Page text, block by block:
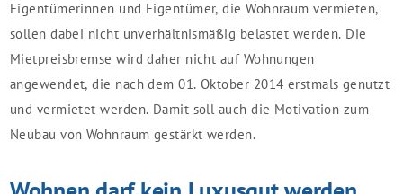
Eigentümerinnen und Eigentümer, die Wohnraum vermieten,
sollen dabei nicht unverhältnismäßig belastet werden. Die
Mietpreisbremse wird daher nicht auf Wohnungen
angewendet, die nach dem 01. Oktober 2014 erstmals genutzt
und vermietet werden. Damit soll auch die Motivation zum
Neubau von Wohnraum gestärkt werden.